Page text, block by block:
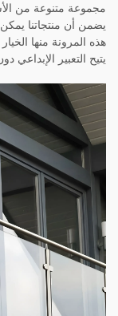
مجموعة متنوعة من
يضمن أن منتجاتنا
هذه المرونة منها
يتيح التعبير الإبداعي